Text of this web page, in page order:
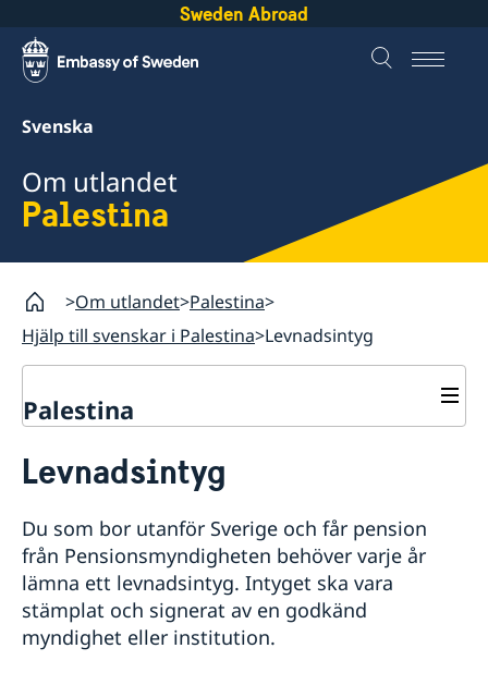
Sweden Abroad
Svenska
Om utlandet
Palestina
Om utlandet Palestina
Hjälp till svenskar i Palestina Levnadsintyg
Palestina
Hjälp till svenskar i Palestina
Anmäl dig till röstlängden
Akut hjälp
Ekonomisk hjälp
Dödsfall i Palestina
Viktiga kontaktuppgifter
Pass i Palestina
Förnyelse av pass/id-kort för vuxna
Pass ansökan för barn under 18 år
Samordningsnummer
Svenskt medborgarskap i Palestina
Levnadsintyg
Du som bor utanför Sverige och får pension
från Pensionsmyndigheten behöver varje år
lämna ett levnadsintyg. Intyget ska vara
stämplat och signerat av en godkänd
myndighet eller institution.